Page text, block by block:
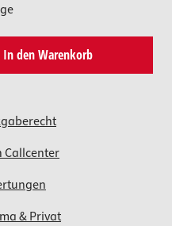
Anzahl: Gib den
In den Warenkorb
Callcenter
& Privat